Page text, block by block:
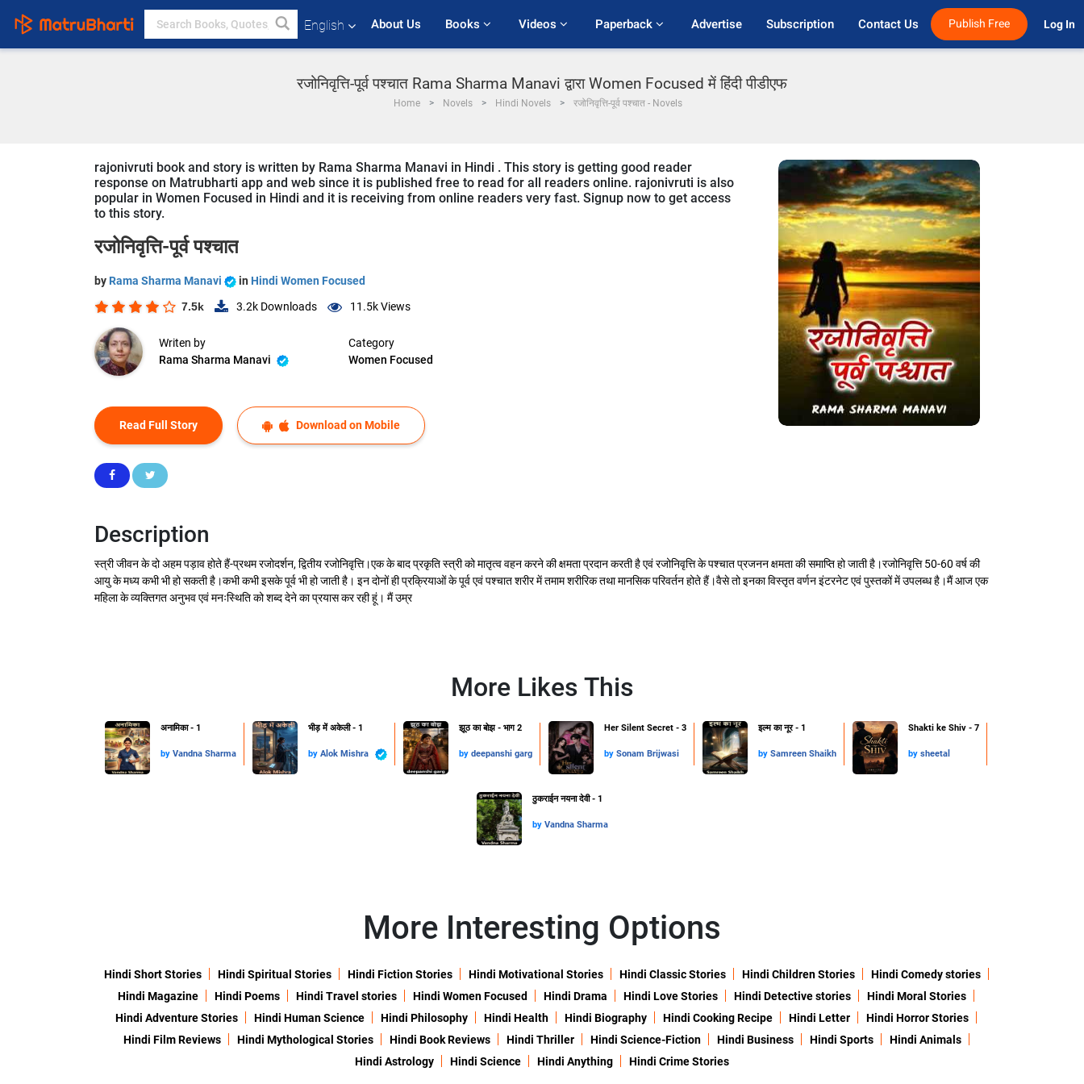
English About Us Books Videos Paperback Advertise Subscription Contact Us Publish Free Log In
रजोनिवृत्ति-पूर्व पश्चात Rama Sharma Manavi द्वारा Women Focused में हिंदी पीडीएफ
Home Novels Hindi Novels रजोनिवृत्ति-पूर्व पश्चात - Novels
rajonivruti book and story is written by Rama Sharma Manavi in Hindi . This story is getting good reader
response on Matrubharti app and web since it is published free to read for all readers online. rajonivruti is also
popular in Women Focused in Hindi and it is receiving from online readers very fast. Signup now to get access
to this story.
रजोनिवृत्ति-पूर्व पश्चात
by Rama Sharma Manavi in Hindi Women Focused
7.5k 3.2k Downloads 11.5kViews
Writen by
Rama Sharma Manavi
Category
Women Focused
Read Full Story Download on Mobile
Description
स्त्री जीवन के दो अहम पड़ाव होते हैं-प्रथम रजोदर्शन, द्वितीय रजोनिवृत्ति।एक के बाद प्रकृति स्त्री को मातृत्व वहन करने की क्षमता प्रदान करती है एवं रजोनिवृत्ति के पश्चात प्रजनन क्षमता की समाप्ति हो जाती है।रजोनिवृत्ति 50-60 वर्ष की
आयु के मध्य कभी भी हो सकती है।कभी कभी इसके पूर्व भी हो जाती है। इन दोनों ही प्रक्रियाओं के पूर्व एवं पश्चात शरीर में तमाम शरीरिक तथा मानसिक परिवर्तन होते हैं।वैसे तो इनका विस्तृत वर्णन इंटरनेट एवं पुस्तकों में उपलब्ध है।मैं आज एक
महिला के व्यक्तिगत अनुभव एवं मनःस्थिति को शब्द देने का प्रयास कर रही हूं। मैं उम्र
More Likes This
अनामिका - 1
by Vandna Sharma
भीड़ में अकेली - 1
by Alok Mishra
झूठ का बोझ - भाग 2
by deepanshi garg
Her Silent Secret - 3
by Sonam Brijwasi
इल्म का नूर - 1
by Samreen Shaikh
Shakti ke Shiv - 7
by sheetal
ठुकराईन नयना देवी - 1
by Vandna Sharma
More Interesting Options
Hindi Short Stories Hindi Spiritual Stories Hindi Fiction Stories Hindi Motivational Stories Hindi Classic Stories Hindi Children Stories
Hindi Comedy stories
Hindi Magazine
Hindi Poems Hindi Travel stories Hindi Women Focused Hindi Drama Hindi Love Stories Hindi Detective stories
Hindi Moral Stories
Hindi Adventure Stories
Hindi Human Science Hindi Philosophy Hindi Health Hindi Biography Hindi Cooking Recipe Hindi Letter
Hindi Horror Stories
Hindi Film Reviews
Hindi Mythological Stories Hindi Book Reviews Hindi Thriller Hindi Science-Fiction Hindi Business Hindi Sports
Hindi Animals
Hindi Astrology
Hindi Science Hindi Anything Hindi Crime Stories